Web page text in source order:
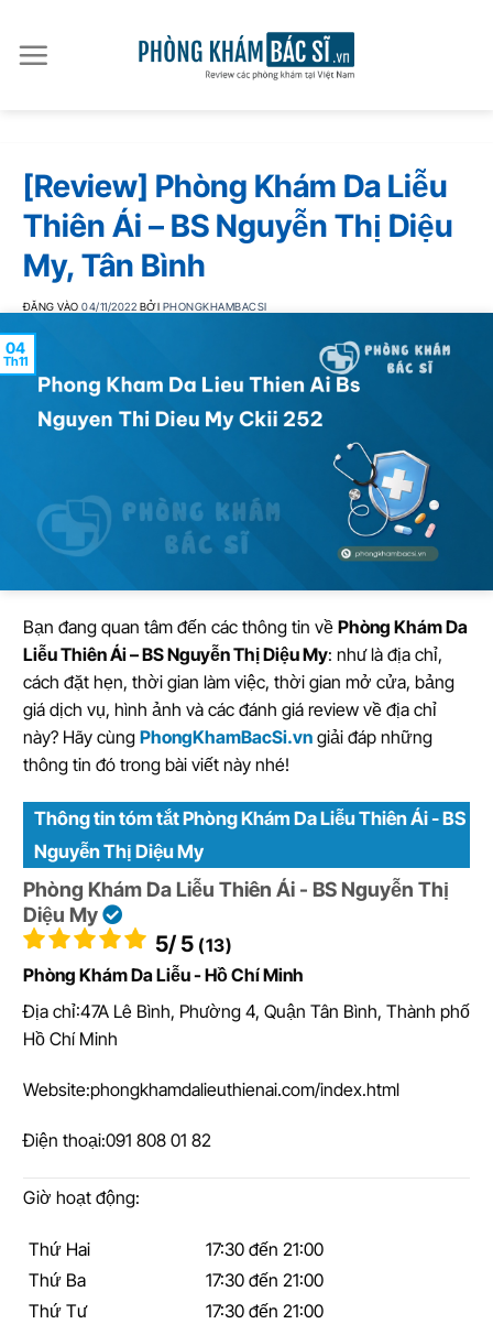
qua
nội
[Review] Phòng Khám Da Liễu
Thiên Ái – BS Nguyễn Thị Diệu
My, Tân Bình
ĐĂNG VÀO04/11/2022 BỞI PHONGKHAMBACSI
04
Th11
Bạn đang quan tâm đến các thông tin về Phòng Khám Da
Liễu Thiên Ái – BS Nguyễn Thị Diệu My: như là địa chỉ,
cách đặt hẹn, thời gian làm việc, thời gian mở cửa, bảng
giá dịch vụ, hình ảnh và các đánh giá review về địa chỉ
này? Hãy cùng PhongKhamBacSi.vn giải đáp những
thông tin đó trong bài viết này nhé!
Thông tin tóm tắt Phòng Khám Da Liễu Thiên Ái - BS
Nguyễn Thị Diệu My
Phòng Khám Da Liễu Thiên Ái - BS Nguyễn Thị
Diệu My
5/ 5 (13)
Phòng Khám Da Liễu - Hồ Chí Minh
Địa chỉ:47A Lê Bình, Phường 4, Quận Tân Bình, Thành phố
Hồ Chí Minh
Website:phongkhamdalieuthienai.com/index.html
Điện thoại:091 808 01 82
Giờ hoạt động:
Thứ Hai
17:30 đến 21:00
Thứ Ba
17:30 đến 21:00
Thứ Tư
17:30 đến 21:00